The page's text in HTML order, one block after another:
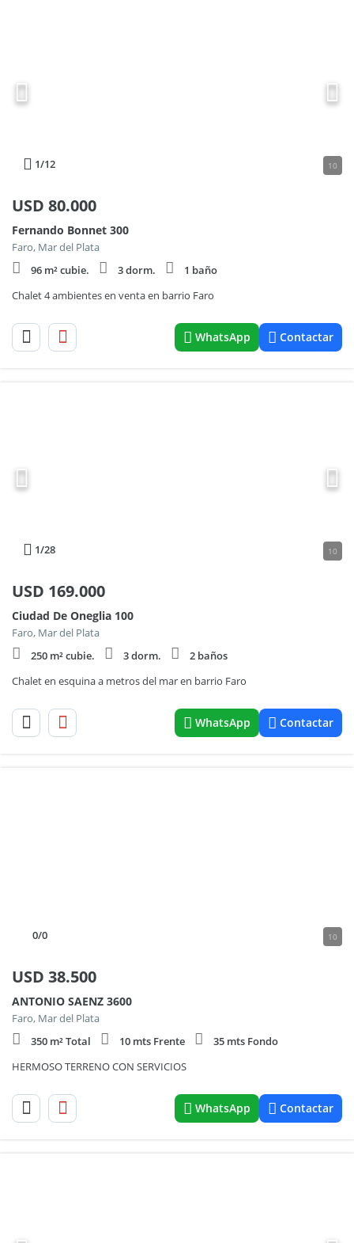
1/12 10
USD 80.000
Fernando Bonnet 300
Faro, Mar del Plata
96 m² cubie.
3 dorm.
1 baño
Chalet 4 ambientes en venta en barrio Faro
WhatsApp Contactar
1/28 10
USD 169.000
Ciudad De Oneglia 100
Faro, Mar del Plata
250 m² cubie.
3 dorm.
2 baños
Chalet en esquina a metros del mar en barrio Faro
WhatsApp Contactar
0/0 10
USD 38.500
ANTONIO SAENZ 3600
Faro, Mar del Plata
350 m² Total
10 mts Frente
35 mts Fondo
HERMOSO TERRENO CON SERVICIOS
WhatsApp Contactar